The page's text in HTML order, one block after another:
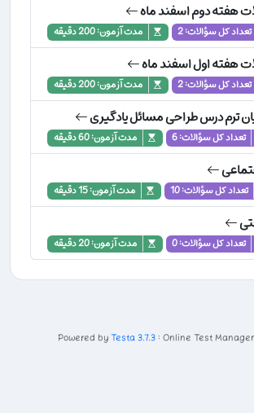
هفته دوم اسفند ماه
تعداد کل سؤالات: 2 مدت آزمون: 200 دقیقه
هفته اول اسفند ماه
تعداد کل سؤالات: 2 مدت آزمون: 200 دقیقه
ترم درس طراحی مسائل یادگیری
تعداد کل سؤالات: 6 مدت آزمون: 60 دقیقه
تعداد کل سؤالات: 10 مدت آزمون: 15 دقیقه
تعداد کل سؤالات: 0 مدت آزمون: 20 دقیقه
Powered byTesta 3.7.3: Online Test